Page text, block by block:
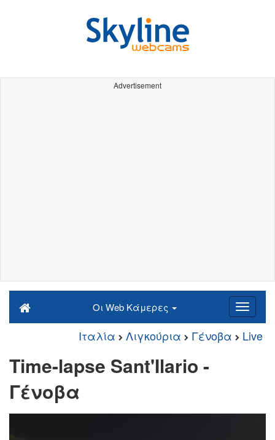
Advertisement
Οι Web Κάμερες
Ιταλία Λιγκούρια Γένοβα Live
Time-lapse Sant'Ilario -
Γένοβα